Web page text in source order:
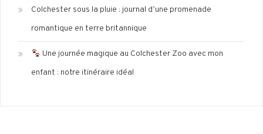
Colchester sous la pluie : journal d’une promenade
romantique en terre britannique
Une journée magique au Colchester Zoo avec mon
enfant : notre itinéraire idéal